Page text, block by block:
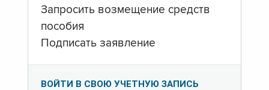
Запросить возмещение средств
пособия
Подписать заявление
ВОЙТИ В СВОЮ УЧЕТНУЮ ЗАПИСЬ